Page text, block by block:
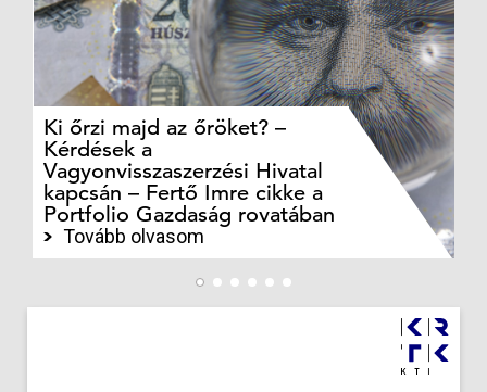
Ki őrzi majd az őröket? –
Kérdések a
Vagyonvisszaszerzési Hivatal
kapcsán – Fertő Imre cikke a
Portfolio Gazdaság rovatában
Tovább olvasom